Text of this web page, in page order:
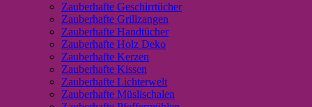
Zauberhafte Geschirrtücher
Zauberhafte Grillzangen
Zauberhafte Handtücher
Zauberhafte Holz Deko
Zauberhafte Kerzen
Zauberhafte Kissen
Zauberhafte Lichterwelt
Zauberhafte Müslischalen